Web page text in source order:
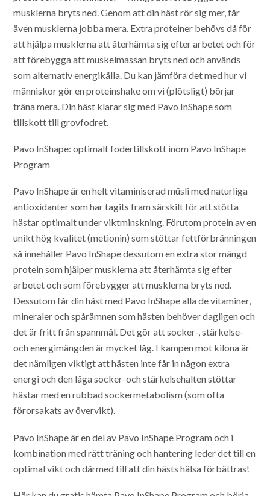
musklerna bryts ned. Genom att din häst rör sig mer, får
även musklerna jobba mera. Extra proteiner behövs då för
att hjälpa musklerna att återhämta sig efter arbetet och för
att förebygga att muskelmassan bryts ned och används
som alternativ energikälla. Du kan jämföra det med hur vi
människor gör en proteinshake om vi (plötsligt) börjar
träna mera. Din häst klarar sig med Pavo InShape som
tillskott till grovfodret.
Pavo InShape: optimalt fodertillskott inom Pavo InShape
Program
Pavo InShape är en helt vitaminiserad müsli med naturliga
antioxidanter som har tagits fram särskilt för att stötta
hästar optimalt under viktminskning. Förutom protein av en
unikt hög kvalitet (metionin) som stöttar fettförbränningen
så innehåller Pavo InShape dessutom en extra stor mängd
protein som hjälper musklerna att återhämta sig efter
arbetet och som förebygger att musklerna bryts ned.
Dessutom får din häst med Pavo InShape alla de vitaminer,
mineraler och spårämnen som hästen behöver dagligen och
det är fritt från spannmål. Det gör att socker-, stärkelse-
och energimängden är mycket låg. I kampen mot kilona är
det nämligen viktigt att hästen inte får in någon extra
energi och den låga socker-och stärkelsehalten stöttar
hästar med en rubbad sockermetabolism (som ofta
förorsakats av övervikt).
Pavo InShape är en del av Pavo InShape Program och i
kombination med rätt träning och hantering leder det till en
optimal vikt och därmed till att din hästs hälsa förbättras!